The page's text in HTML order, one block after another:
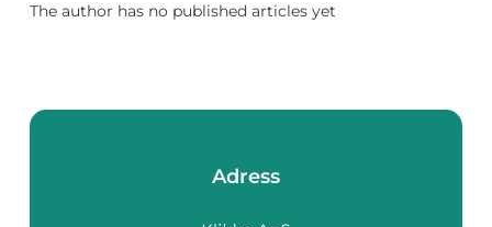
The author has no published articles yet
Adress